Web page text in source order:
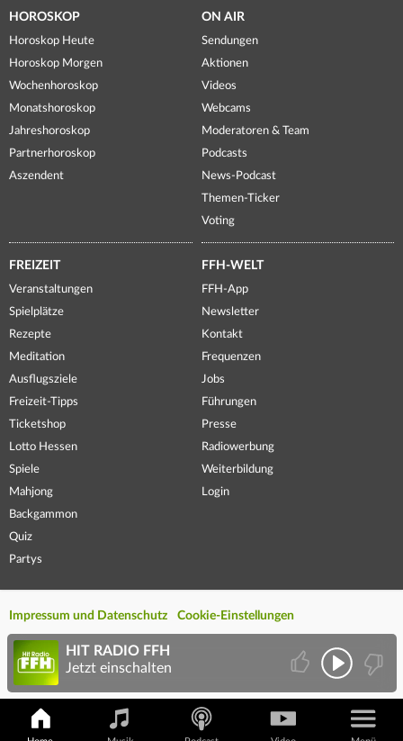
HOROSKOP
Horoskop Heute
Horoskop Morgen
Wochenhoroskop
Monatshoroskop
Jahreshoroskop
Partnerhoroskop
Aszendent
ON AIR
Sendungen
Aktionen
Videos
Webcams
Moderatoren & Team
Podcasts
News-Podcast
Themen-Ticker
Voting
FREIZEIT
Veranstaltungen
Spielplätze
Rezepte
Meditation
Ausflugsziele
Freizeit-Tipps
Ticketshop
Lotto Hessen
Spiele
Mahjong
Backgammon
Quiz
Partys
FFH-WELT
FFH-App
Newsletter
Kontakt
Frequenzen
Jobs
Führungen
Presse
Radiowerbung
Weiterbildung
Login
Impressum und Datenschutz Cookie-Einstellungen
HIT RADIO FFH
Jetzt einschalten